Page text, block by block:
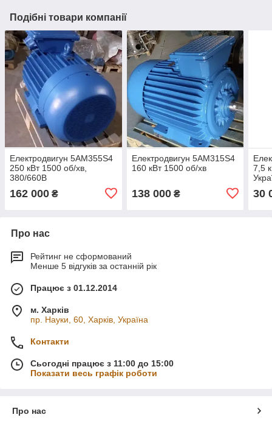
Подібні товари компанії
Електродвигун 5АМ355Ѕ4
250 кВт 1500 об/хв,
380/660В
162 000 ₴
Електродвигун 5АМ315Ѕ4
160 кВт 1500 об/хв
138 000₴
7,5
30
Про нас
Рейтинг не сформований
Менше 5 відгуків за останній рік
Працює з 01.12.2014
м. Харків
пр. Науки, 60, Харків, Україна
Контакти
Сьогодні працює з 11:00 до 15:00
Показати весь графік роботи
Про нас